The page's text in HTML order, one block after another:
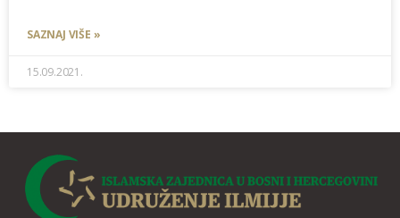
SAZNAJ VIŠE »
15.09.2021.